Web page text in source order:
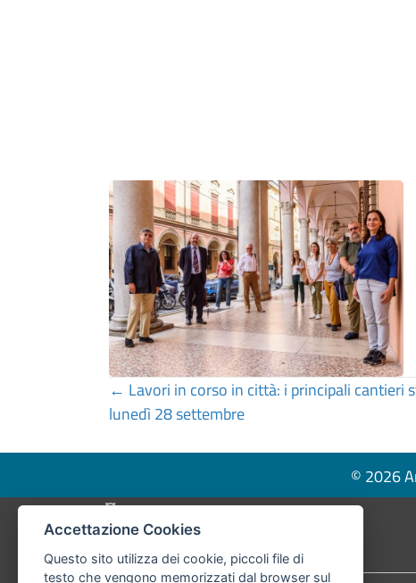
Posts
navigation
← Lavori in corso in città: i principali cantieri
lunedì 28 settembre
© 2026
Pié di pagina di Comune di Bologna
Accettazione Cookies
Questo sito utilizza dei cookie, piccoli file di
testo che vengono memorizzati dal browser sul